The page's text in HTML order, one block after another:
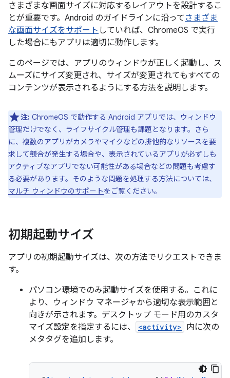
さまざまな画面サイズに対応するレイアウトを設計するこ
とが重要です。Android のガイドラインに沿って さまざま
な画面サイズをサポート していれば、ChromeOS で実行
した場合にもアプリは適切に動作します。
このページでは、アプリのウィンドウが正しく起動し、ス
ムーズにサイズ変更され、サイズが変更されてもすべての
コンテンツが表示されるようにする方法を説明します。
注: ChromeOS で動作する Android アプリでは、ウィンドウ
管理だけでなく、ライフサイクル管理も課題となります。さら
に、複数のアプリがカメラやマイクなどの排他的なリソースを要
求して競合が発生する場合や、表示されているアプリが必ずしも
アクティブなアプリでない可能性がある場合などの問題も考慮す
る必要があります。そのような問題を処理する方法については、
マルチ ウィンドウのサポートをご覧ください。
初期起動サイズ
アプリの初期起動サイズは、次の方法でリクエストできま
す。
パソコン環境でのみ起動サイズを使用する。これに
より、ウィンドウ マネージャから適切な表示範囲と
向きが示されます。デスクトップ モード用のカスタ
マイズ設定を指定するには、
<activity> 内に次の
メタタグを追加します。